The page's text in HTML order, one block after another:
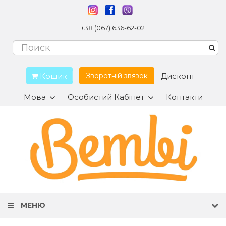
+38 (067) 636-62-02
Кошик Зворотній звязок Дисконт
Мова Особистий Кабінет Контакти
МЕНЮ